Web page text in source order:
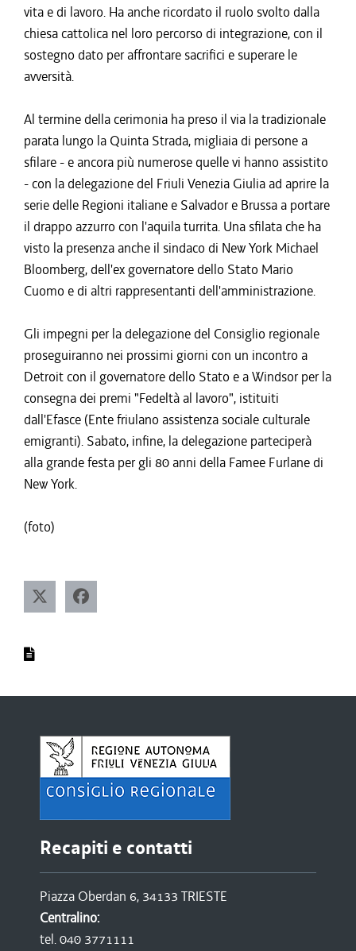
vita e di lavoro. Ha anche ricordato il ruolo svolto dalla
chiesa cattolica nel loro percorso di integrazione, con il
sostegno dato per affrontare sacrifici e superare le
avversità.
Al termine della cerimonia ha preso il via la tradizionale
parata lungo la Quinta Strada, migliaia di persone a
sfilare - e ancora più numerose quelle vi hanno assistito
- con la delegazione del Friuli Venezia Giulia ad aprire la
serie delle Regioni italiane e Salvador e Brussa a portare
il drappo azzurro con l'aquila turrita. Una sfilata che ha
visto la presenza anche il sindaco di New York Michael
Bloomberg, dell'ex governatore dello Stato Mario
Cuomo e di altri rappresentanti dell'amministrazione.
Gli impegni per la delegazione del Consiglio regionale
proseguiranno nei prossimi giorni con un incontro a
Detroit con il governatore dello Stato e a Windsor per la
consegna dei premi "Fedeltà al lavoro", istituiti
dall'Efasce (Ente friulano assistenza sociale culturale
emigranti). Sabato, infine, la delegazione parteciperà
alla grande festa per gli 80 anni della Famee Furlane di
New York.
(foto)
Recapiti e contatti
Piazza Oberdan 6, 34133 TRIESTE
Centralino:
tel. 040 3771111